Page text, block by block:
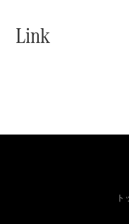
EQS
Sedan
Sedan
New
Link
ト